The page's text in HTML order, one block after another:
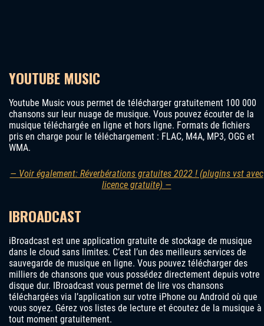
YOUTUBE MUSIC
Youtube Music vous permet de télécharger gratuitement 100 000
chansons sur leur nuage de musique. Vous pouvez écouter de la
musique téléchargée en ligne et hors ligne. Formats de fichiers
pris en charge pour le téléchargement : FLAC, M4A, MP3, OGG et
WMA.
— Voir également: Réverbérations gratuites 2022 ! (plugins vst avec
licence gratuite) —
IBROADCAST
iBroadcast est une application gratuite de stockage de musique
dans le cloud sans limites. C’est l’un des meilleurs services de
sauvegarde de musique en ligne. Vous pouvez télécharger des
milliers de chansons que vous possédez directement depuis votre
disque dur. IBroadcast vous permet de lire vos chansons
téléchargées via l’application sur votre iPhone ou Android où que
vous soyez. Gérez vos listes de lecture et écoutez de la musique à
tout moment gratuitement.